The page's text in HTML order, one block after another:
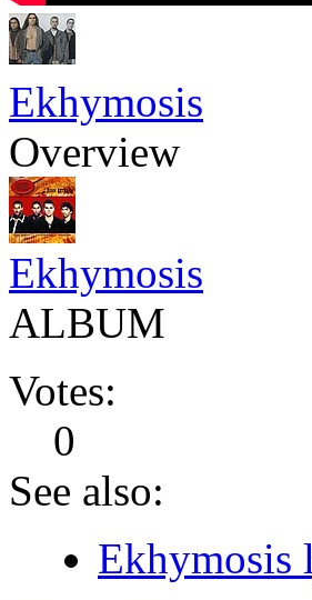
Ekhymosis
Overview
Ekhymosis
ALBUM
Votes:
0
See also:
Ekhymosis